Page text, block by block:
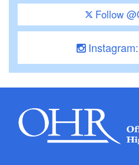
Follow